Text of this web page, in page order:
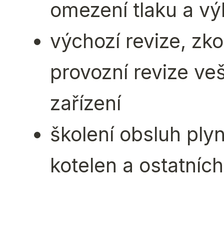
omezení tlaku a
výchozí revize,
provozní revize
zařízení
školení obsluh
kotelen a